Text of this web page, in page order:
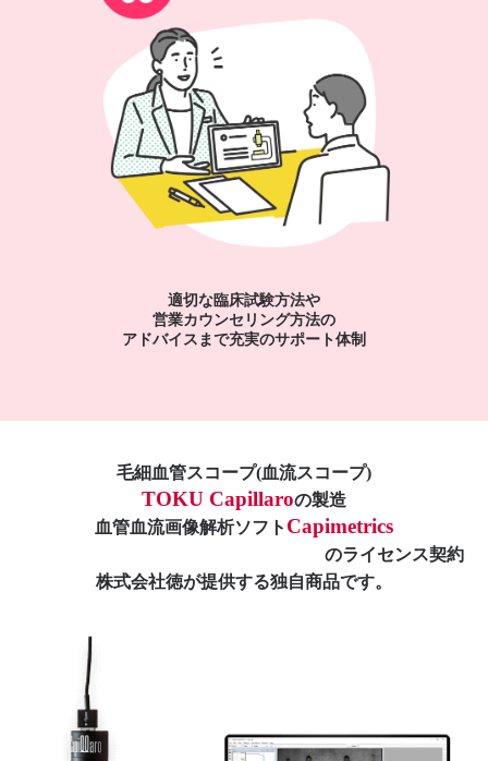
適切な臨床試験方法や
営業カウンセリング方法の
アドバイスまで充実のサポート体制
毛細血管スコープ(血流スコープ)
TOKU Capillaroの製造
血管血流画像解析ソフト Capimetrics
のライセンス契約
株式会社徳が提供する独自商品です。